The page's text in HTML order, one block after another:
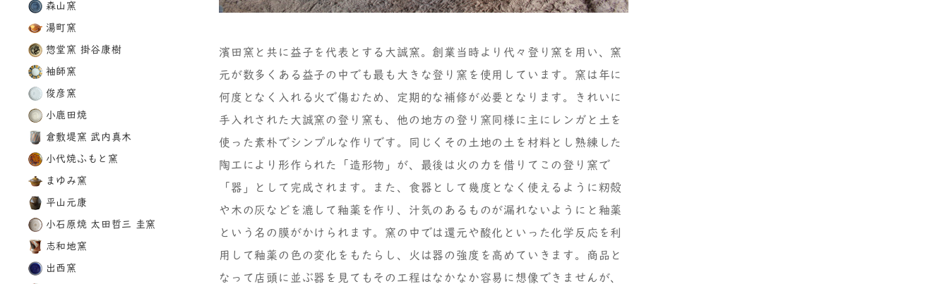
森山窯
湯町窯
惣堂窯 掛谷康樹
袖師窯
俊彦窯
小鹿田焼
倉敷堤窯 武内真木
小代焼ふもと窯
まゆみ窯
平山元康
小石原焼 太田哲三 圭窯
志和地窯
出西窯
濱田窯と共に益子を代表とする大誠窯。創業当時より代々登り窯を用い、窯
元が数多くある益子の中でも最も大きな登り窯を使用しています。窯は年に
何度となく入れる火で傷むため、定期的な補修が必要となります。きれいに
手入れされた大誠窯の登り窯も、他の地方の登り窯同様に主にレンガと土を
使った素朴でシンプルな作りです。同じくその土地の土を材料とし熟練した
陶工により形作られた「造形物」が、最後は火の力を借りてこの登り窯で
「器」として完成されます。また、食器として幾度となく使えるように籾殻
や木の灰などを漉して釉薬を作り、汁気のあるものが漏れないようにと釉薬
という名の膜がかけられます。窯の中では還元や酸化といった化学反応を利
用して釉薬の色の変化をもたらし、火は器の強度を高めていきます。商品と
なって店頭に並ぶ器を見てもその工程はなかなか容易に想像できませんが、